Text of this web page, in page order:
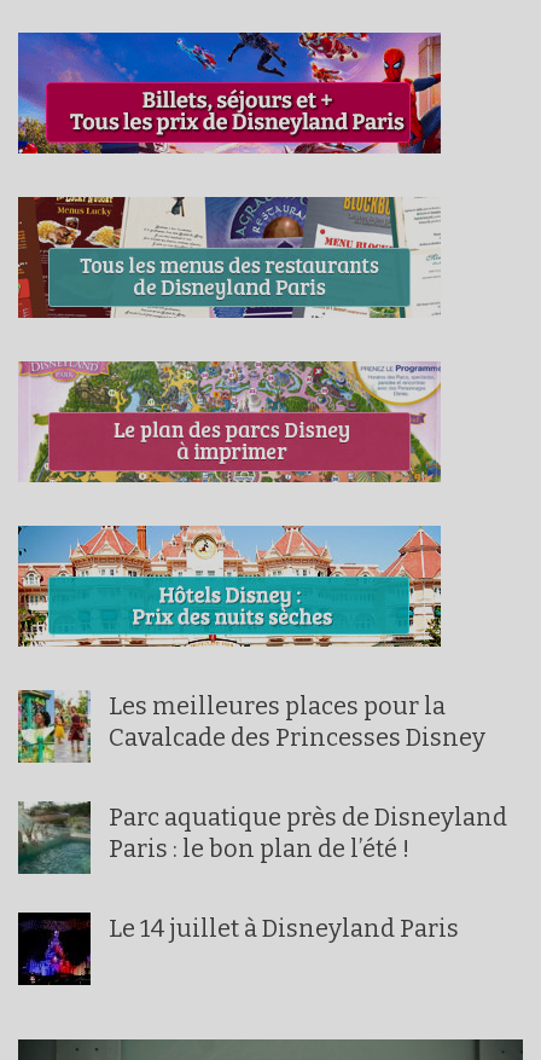
Les meilleures places pour la
Cavalcade des Princesses Disney
Parc aquatique près de Disneyland
Paris : le bon plan de l’été !
Le 14 juillet à Disneyland Paris